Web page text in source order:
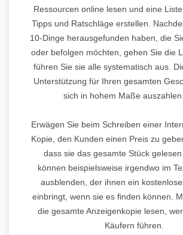
Ressourcen online lesen und eine
Tipps und Ratschläge erstellen.
10-Dinge herausgefunden haben, die
oder befolgen möchten, gehen Sie die
führen Sie sie alle systematisch aus.
Unterstützung für Ihren gesamten
sich in hohem Maße auszahlen
Erwägen Sie beim Schreiben einer
Kopie, den Kunden einen Preis zu
dass sie das gesamte Stück
können beispielsweise irgendwo im
ausblenden, der ihnen ein
einbringt, wenn sie es finden können.
die gesamte Anzeigenkopie lesen,
Käufern führen.